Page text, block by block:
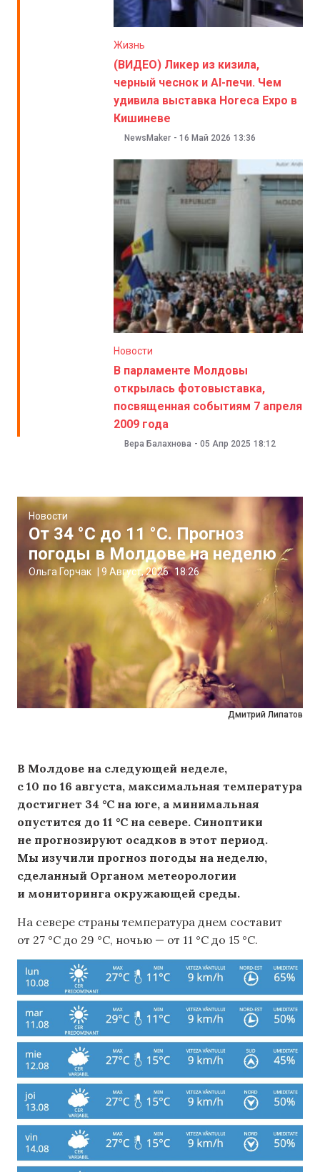
Жизнь
(ВИДЕО) Ликер из кизила,
черный чеснок и AI-печи. Чем
удивила выставка Horeca Expo в
Кишиневе
NewsMaker - 16 Май 2026 13:36
Новости
В парламенте Молдовы
открылась фотовыставка,
посвященная событиям 7 апреля
2009 года
Вера Балахнова - 05 Апр 2025 18:12
Дмитрий Липатов
Новости
От 34 °C до 11 °C. Прогноз
погоды в Молдове на неделю
Ольга Горчак 9 Август, 2026 18:26
В Молдове на следующей неделе,
с 10 по 16 августа, максимальная температура
достигнет 34 °C на юге, а минимальная
опустится до 11 °C на севере. Синоптики
не прогнозируют осадков в этот период.
Мы изучили прогноз погоды на неделю,
сделанный Органом метеорологии
и мониторинга окружающей среды.
На севере страны температура днем ​​составит
от 27 °C до 29 °C, ночью — от 11 °C до 15 °C.